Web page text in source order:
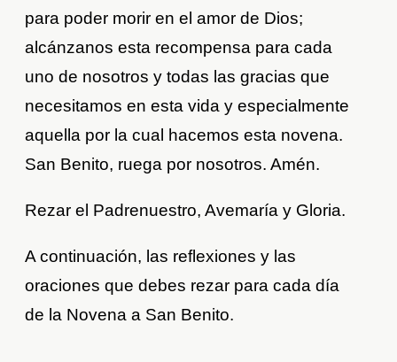
para poder morir en el amor de Dios;
alcánzanos esta recompensa para cada
uno de nosotros y todas las gracias que
necesitamos en esta vida y especialmente
aquella por la cual hacemos esta novena.
San Benito, ruega por nosotros. Amén.
Rezar el Padrenuestro, Avemaría y Gloria.
A continuación, las reflexiones y las
oraciones que debes rezar para cada día
de la Novena a San Benito.